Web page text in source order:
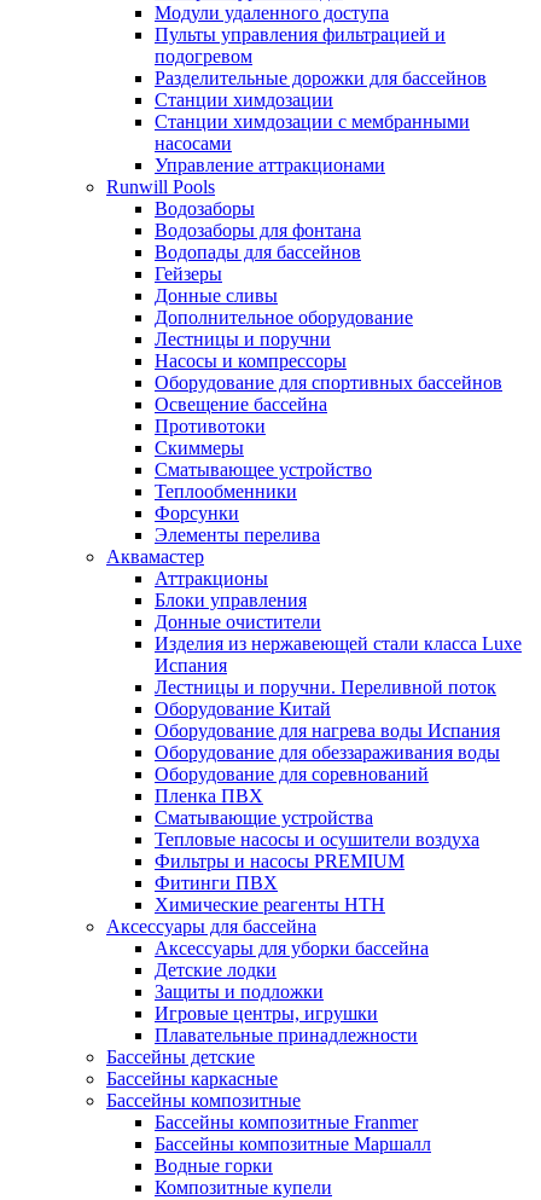
Модули удаленного доступа
Пульты управления фильтрацией и
подогревом
Разделительные дорожки для бассейнов
Станции химдозации
Станции химдозации с мембранными
насосами
Управление аттракционами
Runwill Pools
Водозаборы
Водозаборы для фонтана
Водопады для бассейнов
Гейзеры
Донные сливы
Дополнительное оборудование
Лестницы и поручни
Насосы и компрессоры
Оборудование для спортивных бассейнов
Освещение бассейна
Противотоки
Скиммеры
Сматывающее устройство
Теплообменники
Форсунки
Элементы перелива
Аквамастер
Аттракционы
Блоки управления
Донные очистители
Изделия из нержавеющей стали класса Luxe
Испания
Лестницы и поручни. Переливной поток
Оборудование Китай
Оборудование для нагрева воды Испания
Оборудование для обеззараживания воды
Оборудование для соревнований
Пленка ПВХ
Сматывающие устройства
Тепловые насосы и осушители воздуха
Фильтры и насосы PREMIUM
Фитинги ПВХ
Химические реагенты HTH
Аксессуары для бассейна
Аксессуары для уборки бассейна
Детские лодки
Защиты и подложки
Игровые центры, игрушки
Плавательные принадлежности
Бассейны детские
Бассейны каркасные
Бассейны композитные
Бассейны композитные Franmer
Бассейны композитные Маршалл
Водные горки
Композитные купели